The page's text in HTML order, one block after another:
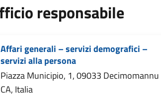
responsabile
Affari generali – servizi demografici –
servizi alla persona
Piazza Municipio, 1, 09033 Decimomannu
CA, Italia